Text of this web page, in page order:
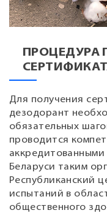
ПРОЦЕДУРА
Для получения
дезодорант
обязательных
проводится
Беларуси таким
Республиканский
испытаний в
общественного